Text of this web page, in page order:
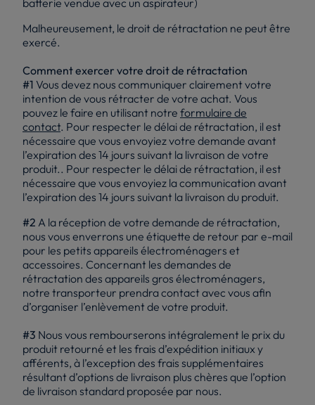
Malheureusement, le droit de rétractation ne peut être
exercé.
Comment exercer votre droit de rétractation
#1 Vous devez nous communiquer clairement votre
intention de vous rétracter de votre achat. Vous
pouvez le faire en utilisant notre formulaire de
contact. Pour respecter le délai de rétractation, il est
nécessaire que vous envoyiez votre demande avant
l’expiration des 14 jours suivant la livraison de votre
produit.. Pour respecter le délai de rétractation, il est
nécessaire que vous envoyiez la communication avant
l’expiration des 14 jours suivant la livraison du produit.
#2 A la réception de votre demande de rétractation,
nous vous enverrons une étiquette de retour par e-mail
pour les petits appareils électroménagers et
accessoires. Concernant les demandes de
rétractation des appareils gros électroménagers,
notre transporteur prendra contact avec vous afin
d’organiser l’enlèvement de votre produit.
#3 Nous vous rembourserons intégralement le prix du
produit retourné et les frais d’expédition initiaux y
afférents, à l’exception des frais supplémentaires
résultant d’options de livraison plus chères que l’option
de livraison standard proposée par nous.